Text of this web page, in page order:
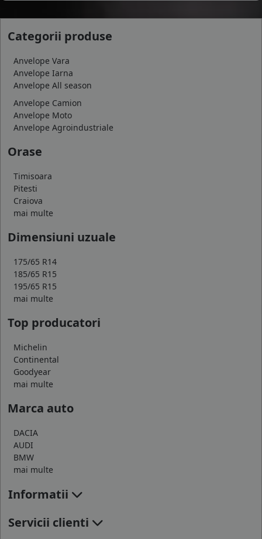
Categorii produse
Anvelope Vara
Anvelope Iarna
Anvelope All season
Anvelope Camion
Anvelope Moto
Anvelope Agroindustriale
Orase
Timisoara
Pitesti
Craiova
mai multe
Dimensiuni uzuale
175/65 R14
185/65 R15
195/65 R15
mai multe
Top producatori
Michelin
Continental
Goodyear
mai multe
Marca auto
DACIA
AUDI
BMW
mai multe
Informatii
Servicii clienti